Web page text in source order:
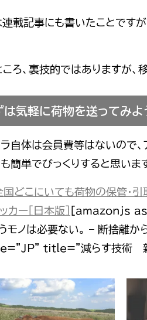
載記事にも書いたことですが
ろ、裏技的ではありますが、
は気軽に荷物を送ってみよ
自体は会員費等はないので、
簡単でびっくりすると思いま
国どこにいても荷物の保管・引
カー［日本版］
[amazonjs
うモノは必要ない。 – 断捨
title=”減らす技術